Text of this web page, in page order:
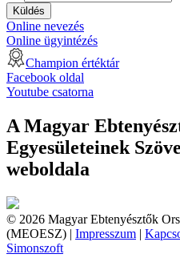
Küldés
Online nevezés
Online ügyintézés
Champion értéktár
Facebook oldal
Youtube csatorna
A Magyar
Egyesületeinek
weboldala
© 2026 Magyar Ebtenyésztők
(MEOESZ) | Impresszum |
Simonszoft